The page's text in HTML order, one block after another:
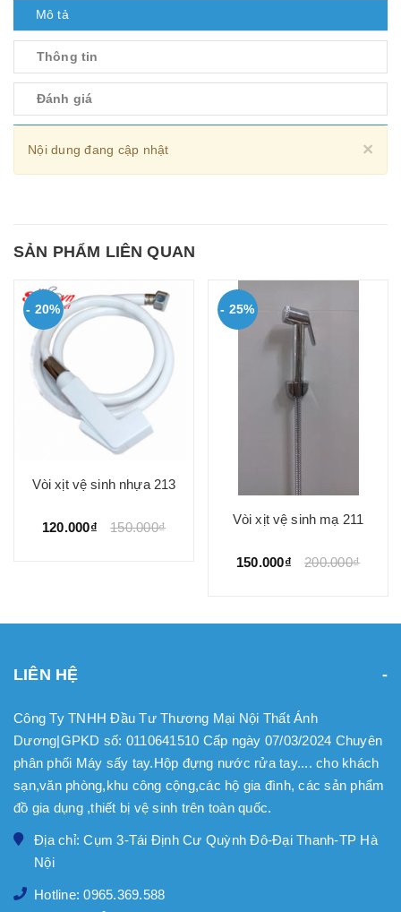
Mô tả
Thông tin
Đánh giá
×
Nội dung đang cập nhật
SẢN PHẨM LIÊN QUAN
- 20%
Vòi xịt vệ sinh nhựa 213
120.000₫ 150.000₫
- 25%
Vòi xịt vệ sinh mạ 211
150.000₫ 200.000₫
LIÊN HỆ
Công Ty TNHH Đầu Tư Thương Mại Nội Thất Ánh
Dương|GPKD số: 0110641510 Cấp ngày 07/03/2024 Chuyên
phân phối Máy sấy tay.Hộp đựng nước rửa tay.... cho khách
sạn,văn phòng,khu công cộng,các hộ gia đình, các sản phẩm
đồ gia dụng ,thiết bị vệ sinh trên toàn quốc.
Địa chỉ: Cụm 3-Tái Định Cư Quỳnh Đô-Đại Thanh-TP Hà
Nội
Hotline: 0965.369.588